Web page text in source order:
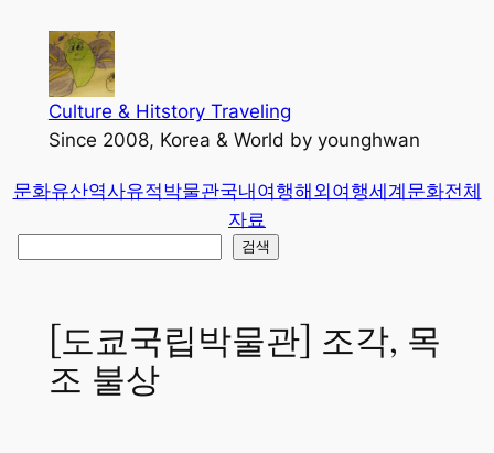
가
Culture & Hitstory Traveling
Since 2008, Korea & World by younghwan
문화유산역사유적박물관국내여행해외여행세계문화전체
자료
검색
[도쿄국립박물관] 조각, 목
조 불상